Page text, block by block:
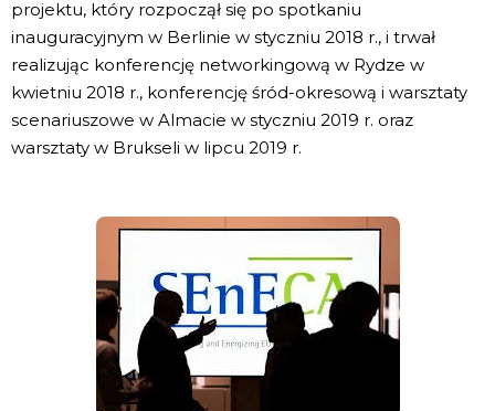
projektu, który rozpoczął się po spotkaniu
inauguracyjnym w Berlinie w styczniu 2018 r., i trwał
realizując konferencję networkingową w Rydze w
kwietniu 2018 r., konferencję śród-okresową i warsztaty
scenariuszowe w Almacie w styczniu 2019 r. oraz
warsztaty w Brukseli w lipcu 2019 r.